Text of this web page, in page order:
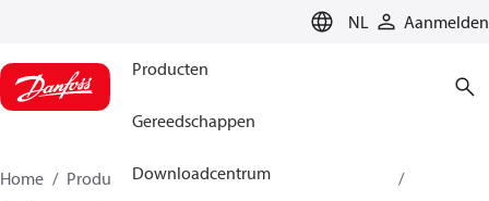
NL Aanmelden
Producten
Gereedschappen
Downloadcentrum
Home Producten
Climate Solutions voor cooling